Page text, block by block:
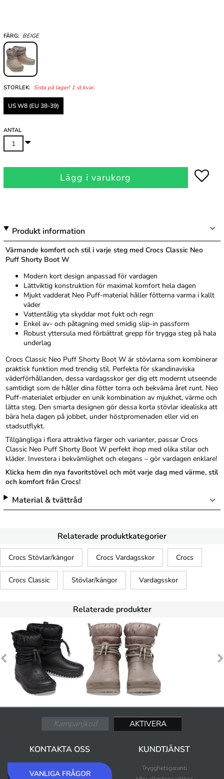
FÄRG: BEIGE
STORLEK: Sista på lager! 1 st kvar.
US W8 (EU 38-39)
ANTAL
Lägg i varukorg
Produkt information
Värmande komfort och stil i varje steg med Crocs Classic Neo
Puff Shorty Boot W
Modern kort design anpassad för vardagen
Lättviktig konstruktion för maximal komfort hela dagen
Mjukt vadderat Neo Puff-material håller fötterna varma i kallt
väder
Vattentålig yta skyddar mot fukt och regn
Enkel av- och påtagning med smidig slip-in passform
Robust yttersula med förbättrat grepp för trygga steg på hala
underlag
Crocs Classic Neo Puff Shorty Boot W är stövlarna som kombinerar
praktisk funktion med trendig stil. Perfekta för skandinaviska
väderförhållanden, dessa vardagsskor ger dig ett modernt utseende
samtidigt som de håller dina fötter torra och bekväma året runt. Neo
Puff-materialet erbjuder en unik kombination av mjukhet, värme och
lätta steg. Den smarta designen gör dessa korta stövlar idealiska att
bära hela dagen på jobbet, under höstpromenaden eller vid en
stadsutflykt.
Tillgängliga i flera attraktiva färger och varianter, passar Crocs
Classic Neo Puff Shorty Boot W perfekt ihop med olika stilar och
kläder. Investera i bekvämlighet och elegans – gör vardagen enklare!
Klicka hem din nya favoritstövel och möt varje dag med värme, stil
och komfort från Crocs!
Material & tvättråd
Relaterade produktkategorier
Crocs Stövlar/kängor Crocs Vardagsskor Crocs
Crocs Classic Stövlar/kängor Vardagsskor
Relaterade produkter
KONTAKTA OSS
VANLIGA FRÅGOR
KUNDTJÄNST
Trygghetsgaranti